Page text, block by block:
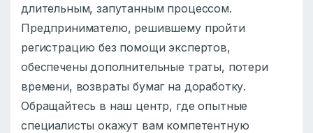
длительным, запутанным процессом.
Предпринимателю, решившему пройти
регистрацию без помощи экспертов,
обеспечены дополнительные траты, потери
времени, возвраты бумаг на доработку.
Обращайтесь в наш центр, где опытные
специалисты окажут вам компетентную